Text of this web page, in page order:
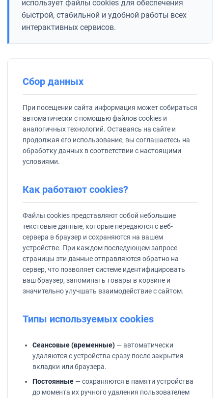
Консольно-моноблочные насосы
Канализационные станции
Консольные насосы
Насосы для перекачки дизельного топлива и керосина
Насосы для газа
Шкивные насосы
Насосы для бассейнов и джакузи
использует файлы cookies для обеспечения
быстрой, стабильной и удобной работы всех
интерактивных сервисов.
Сбор данных
При посещении сайта информация может собираться
автоматически с помощью файлов cookies и
аналогичных технологий. Оставаясь на сайте и
продолжая его использование, вы соглашаетесь на
обработку данных в соответствии с настоящими
условиями.
Как работают cookies?
Файлы cookies представляют собой небольшие
текстовые данные, которые передаются с веб-
сервера в браузер и сохраняются на вашем
устройстве. При каждом последующем запросе
страницы эти данные отправляются обратно на
сервер, что позволяет системе идентифицировать
ваш браузер, запоминать товары в корзине и
значительно улучшать взаимодействие с сайтом.
Типы используемых cookies
Сеансовые (временные) — автоматически
удаляются с устройства сразу после закрытия
вкладки или браузера.
Постоянные — сохраняются в памяти устройства
до момента их ручного удаления пользователем